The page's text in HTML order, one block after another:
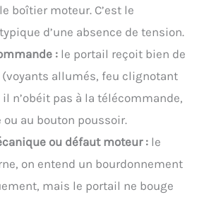
boîtier moteur. C’est le
d’une absence de tension.
: le portail reçoit bien de
(voyants allumés, feu clignotant
n’obéit pas à la télécommande,
ou au bouton poussoir.
ou défaut moteur : le
on entend un bourdonnement
mais le portail ne bouge